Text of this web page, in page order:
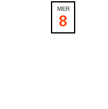
MER
8